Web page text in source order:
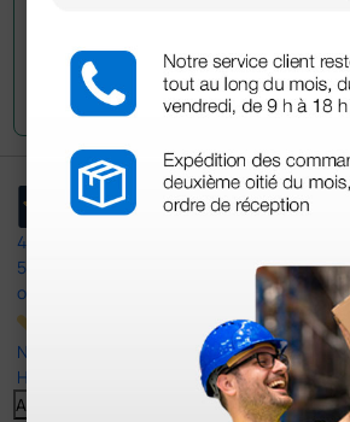
Envía tu pregunta
4,4
597
opiniones
Nuestras reseñas de 4 y 5 estrellas.
Haga clic aquí para leerlos todos >
Anterior